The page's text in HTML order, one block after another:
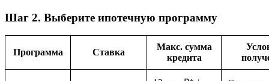
Шаг 2. Выберите ипотечную программу
Программа Ставка
Макс. сумма
кредита